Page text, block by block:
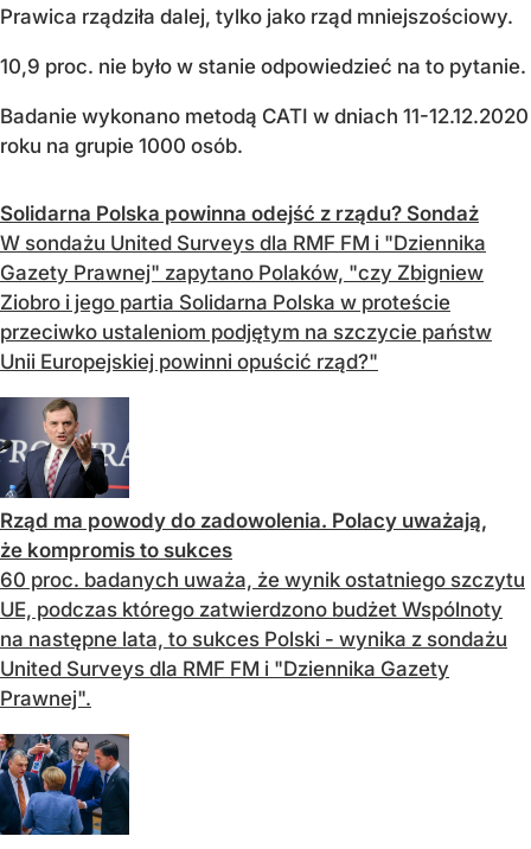
Prawica rządziła dalej, tylko jako rząd mniejszościowy.
10,9 proc. nie było w stanie odpowiedzieć na to pytanie.
Badanie wykonano metodą CATI w dniach 11-12.12.2020
roku na grupie 1000 osób.
Solidarna Polska powinna odejść z rządu? Sondaż
W sondażu United Surveys dla RMF FM i "Dziennika
Gazety Prawnej" zapytano Polaków, "czy Zbigniew
Ziobro i jego partia Solidarna Polska w proteście
przeciwko ustaleniom podjętym na szczycie państw
Unii Europejskiej powinni opuścić rząd?"
Rząd ma powody do zadowolenia. Polacy uważają,
że kompromis to sukces
60 proc. badanych uważa, że wynik ostatniego szczytu
UE, podczas którego zatwierdzono budżet Wspólnoty
na następne lata, to sukces Polski - wynika z sondażu
United Surveys dla RMF FM i "Dziennika Gazety
Prawnej".